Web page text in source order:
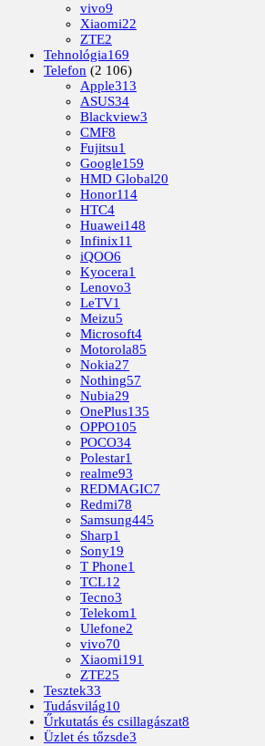
vivo9
Xiaomi22
ZTE2
Tehnológia169
Telefon (2 106)
Apple313
ASUS34
Blackview3
CMF8
Fujitsu1
Google159
HMD Global20
Honor114
HTC4
Huawei148
Infinix11
iQOO6
Kyocera1
Lenovo3
LeTV1
Meizu5
Microsoft4
Motorola85
Nokia27
Nothing57
Nubia29
OnePlus135
OPPO105
POCO34
Polestar1
realme93
REDMAGIC7
Redmi78
Samsung445
Sharp1
Sony19
T Phone1
TCL12
Tecno3
Telekom1
Ulefone2
vivo70
Xiaomi191
ZTE25
Tesztek33
Tudásvilág10
Űrkutatás és csillagászat8
Üzlet és tőzsde3